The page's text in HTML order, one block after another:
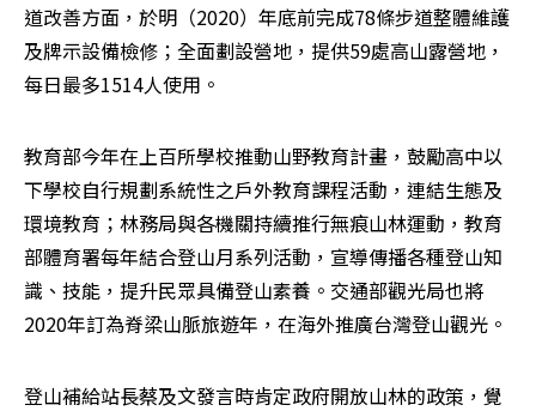
道改善方面，於明（2020）年底前完成78條步道整體維護
及牌示設備檢修；全面劃設營地，提供59處高山露營地，
每日最多1514人使用。
教育部今年在上百所學校推動山野教育計畫，鼓勵高中以
下學校自行規劃系統性之戶外教育課程活動，連結生態及
環境教育；林務局與各機關持續推行無痕山林運動，教育
部體育署每年結合登山月系列活動，宣導傳播各種登山知
識、技能，提升民眾具備登山素養。交通部觀光局也將
2020年訂為脊梁山脈旅遊年，在海外推廣台灣登山觀光。
登山補給站長蔡及文發言時肯定政府開放山林的政策，覺